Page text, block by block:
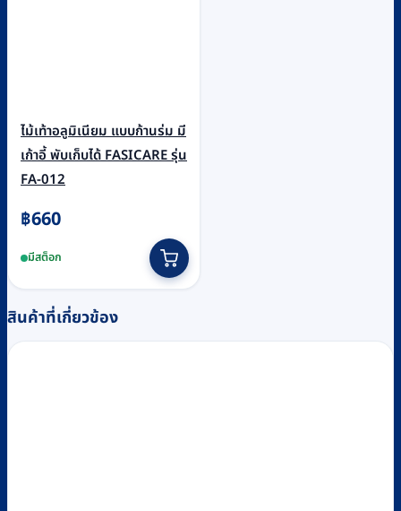
ไม้เท้าอลูมิเนียม แบบก้านร่ม มี
เก้าอี้ พับเก็บได้ FASICARE รุ่น
FA-012
฿660
มีสต็อก
สินค้าที่เกี่ยวข้อง